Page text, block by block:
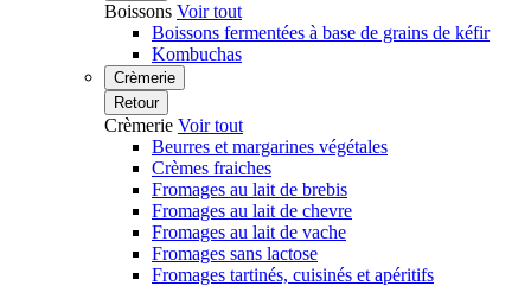
Boissons Voir tout
Boissons fermentées à base de grains de kéfir
Kombuchas
Crèmerie
Retour
Crèmerie Voir tout
Beurres et margarines végétales
Crèmes fraiches
Fromages au lait de brebis
Fromages au lait de chevre
Fromages au lait de vache
Fromages sans lactose
Fromages tartinés, cuisinés et apéritifs